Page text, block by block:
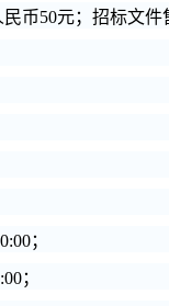
币50元；招标文件
；
；